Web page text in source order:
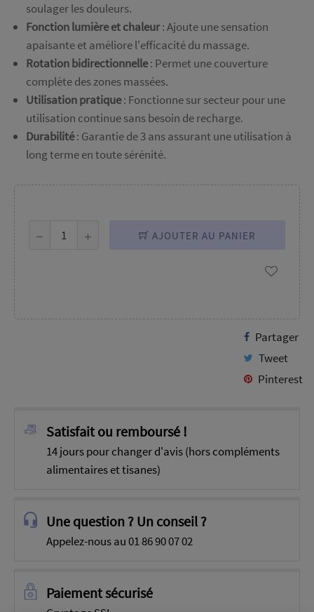
soulager les douleurs.
Fonction lumière et chaleur: Ajoute une sensation
apaisante et améliore l'efficacité du massage.
Rotation bidirectionnelle: Permet une couverture
complète des zones massées.
Utilisation pratique: Fonctionne sur secteur pour une
utilisation continue sans besoin de recharge.
Durabilité: Garantie de 3 ans assurant une utilisation à
long terme en toute sérénité.
AJOUTER AU PANIER
Partager
Tweet
Pinterest
Satisfait ou remboursé !
14 jours pour changer d'avis (hors compléments
alimentaires et tisanes)
Une question ? Un conseil ?
Appelez-nous au 01 86 90 07 02
Paiement sécurisé